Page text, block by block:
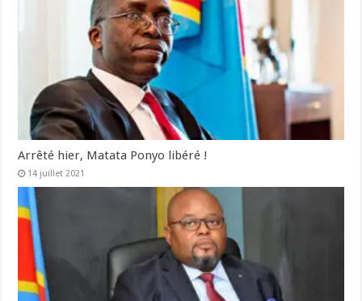
Arrêté hier, Matata Ponyo libéré !
14 juillet 2021